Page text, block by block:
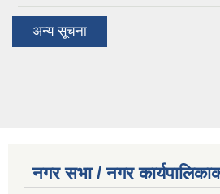
अन्य सूचना
नगर सभा / नगर